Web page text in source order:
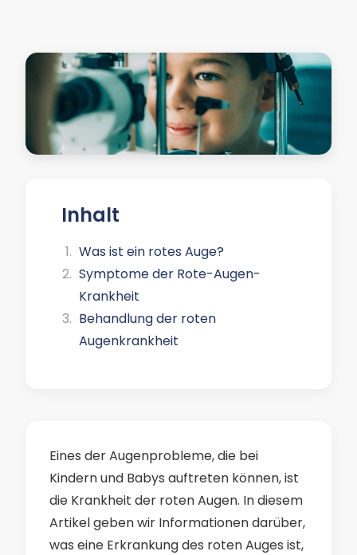
Inhalt
Was ist ein rotes Auge?
Symptome der Rote-Augen-
Krankheit
Behandlung der roten
Augenkrankheit
Eines der Augenprobleme, die bei
Kindern und Babys auftreten können, ist
die Krankheit der roten Augen. In diesem
Artikel geben wir Informationen darüber,
was eine Erkrankung des roten Auges ist,